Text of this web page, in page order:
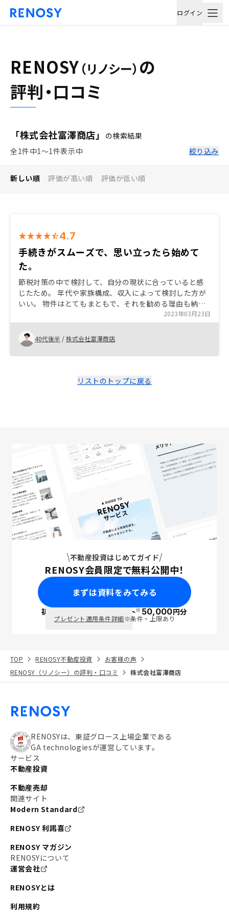
ログイン
RENOSY （リノシー） の
評判・口コミ
「株式会社富澤商店」
の検索結果
全1件中1〜1件表示中
絞り込み
新しい順 評価が高い順 評価が低い順
4.7
手続きがスムーズで、思い立ったら始めて
た。
節税対策の中で検討して、自分の現状に合っていると感
じたため。 年代や家族構成、収入によって検討した方が
いい。 物件はとてもまともで、それを勧める理由も納得
できる内容でした。 リスクについてもきちんと説明され
ました。
2023年03月23日
40代後半 /株式会社富澤商店
リストのトップに戻る
不動産投資はじめてガイド
RENOSY会員限定で無料公開中！
まずは資料をみてみる
初回面談で ポイント※50,000円分
プレゼント適用条件詳細※条件・上限あり
TOP RENOSY不動産投資
お客様の声
RENOSY（リノシー）の評判・口コミ
株式会社富澤商店
RENOSYは、東証グロース上場企業である
GA technologiesが運営しています。
サービス
不動産投資
不動産売却
関連サイト
Modern Standard
RENOSY 利諾喜
RENOSY マガジン
RENOSYについて
運営会社
RENOSYとは
利用規約